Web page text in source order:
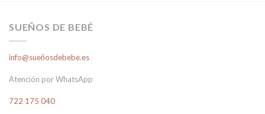
variantes.
se
elegir
SUEÑOS DE BEBÉ
info@sueñosdebebe.es
Atención por WhatsApp
722 175 040